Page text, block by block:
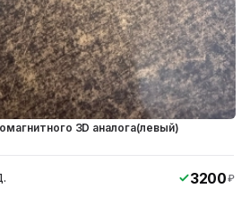
3D аналога(левый)
3200₽